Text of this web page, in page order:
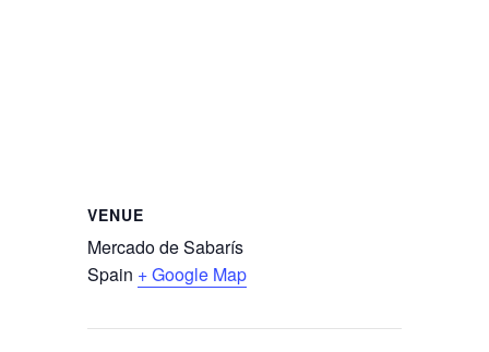
VENUE
Mercado de Sabarís
Spain + Google Map